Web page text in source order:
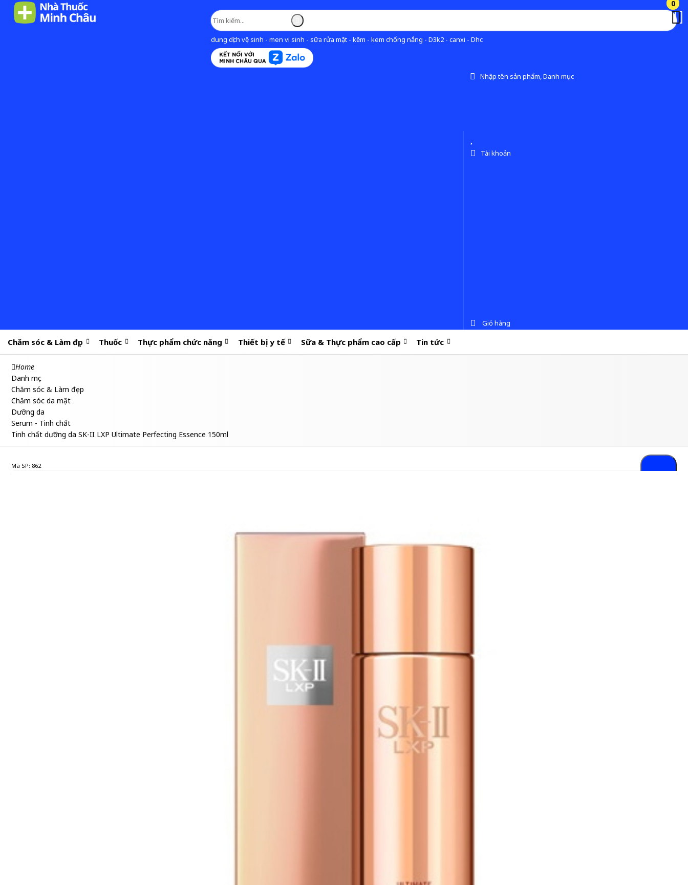
dung dịch vệ sinh - men vi sinh - sữa rửa mặt - kẽm - kem chống nắng - D3k2 - canxi - Dhc
Nhập tên sản phẩm, Danh mục
0
Tài khoản
0
Giỏ hàng
Chăm sóc & Làm đẹp Thuốc Thực phẩm chức năng Thiết bị y tế Sữa & Thực phẩm cao cấp Tin tức
Home
Danh mục
Chăm sóc & Làm đẹp
Chăm sóc da mặt
Dưỡng da
Serum - Tinh chất
Tinh chất dưỡng da SK-II LXP Ultimate Perfecting Essence 150ml
Mã SP: 862